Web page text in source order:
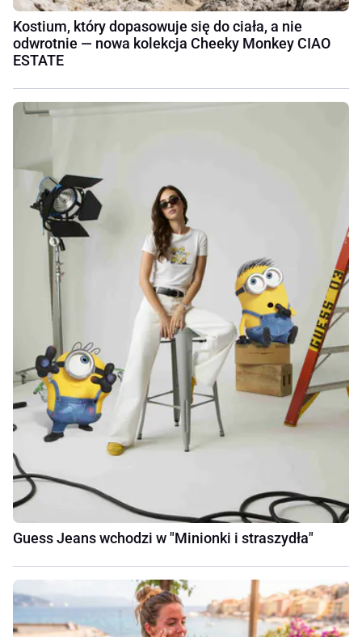
Kostium, który dopasowuje się do ciała, a nie
odwrotnie — nowa kolekcja Cheeky Monkey CIAO
ESTATE
Guess Jeans wchodzi w "Minionki i straszydła"